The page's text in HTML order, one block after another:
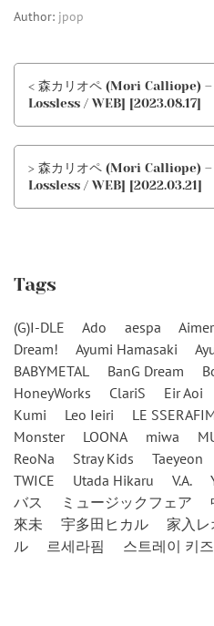
Author: jpop
< 森カリオペ (Mori Calliope)
Lossless / WEB] [2023.08.17]
> 森カリオペ (Mori Calliope)
Lossless / WEB] [2022.03.21]
Tags
(G)I-DLE Ado aespa Aimer
Dream!
Ayumi Hamasaki
BABYMETAL
BanG Dream
HoneyWorks
ClariS Eir Aoi
Kumi
Leo Ieiri LE
Monster
LOONA miwa
ReoNa
Stray Kids Taeyeon
TWICE
Utada Hikaru V.A.
バス
ミュージックフェア
來未
宇多田ヒカル 家入レ
ル
르세라핌 스트레이 키즈